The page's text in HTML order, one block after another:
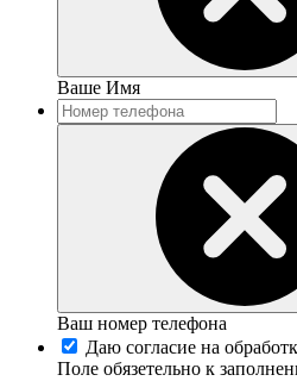
Ваше Имя
Ваш номер телефона
Даю согласие на
Поле обязетельно к